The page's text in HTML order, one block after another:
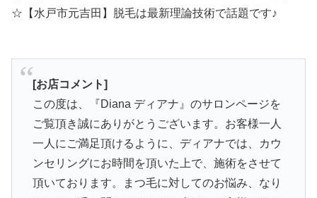
☆【水戸市元吉田】脱毛は最新理論技術で話題です♪
[お店コメント]
この度は、『Diana ディアナ』のサロンページを
ご覧頂き誠にありがとうございます。お客様一人
一人にご満足頂けるように、ディアナでは、カウ
ンセリングにお時間を頂いた上で、施術をさせて
頂いております。まつ毛に対してのお悩み、なり